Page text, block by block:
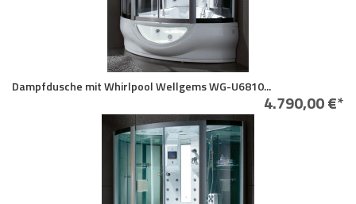
Dampfdusche mit Whirlpool Wellgems WG-U6810...
4.790,00 €*